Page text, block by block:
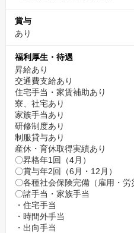
賞与
あり
福利厚生・待遇
昇給あり
交通費支給あり
住宅手当・家賃補助あり
寮、社宅あり
家族手当あり
研修制度あり
制服貸与あり
産休・育休取得実績あり
〇昇格年1回（4月）
〇賞与年2回（6月・12月）
〇各種社会保険完備（雇用・労
〇諸手当・家族手当
・住宅手当
・時間外手当
・出向手当